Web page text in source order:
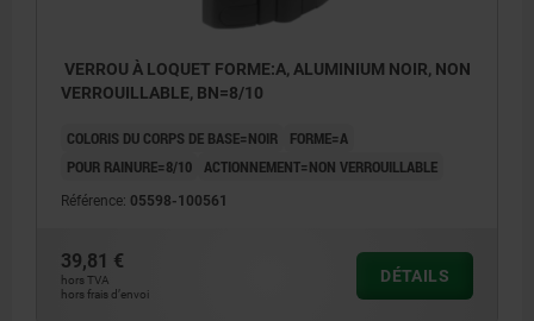
VERROU À LOQUET FORME:A, ALUMINIUM NOIR, NON
VERROUILLABLE, BN=8/10
COLORIS DU CORPS DE BASE=NOIR
FORME=A
POUR RAINURE=8/10 ACTIONNEMENT=NON VERROUILLABLE
Référence: 05598-100561
39,81 €
hors TVA
hors frais d’envoi
DÉTAILS